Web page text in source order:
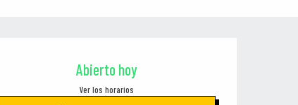
Abierto hoy
Ver los horarios